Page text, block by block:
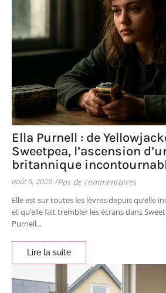
Ella Purnell : de
Sweetpea, l’ascension
britannique
août 5, 2026 /Pas de commentaires
Elle est sur toutes les lèvres depuis qu’elle
et qu’elle fait trembler les écrans dans
Purnell...
Lire la suite